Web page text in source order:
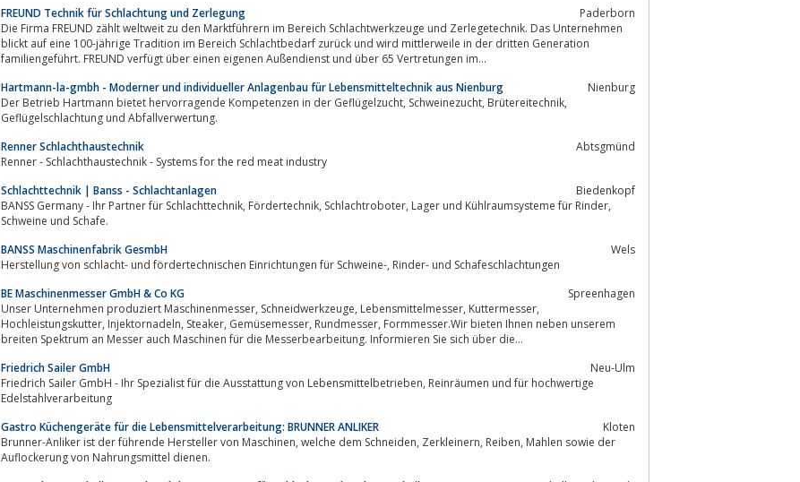
FREUND Technik für Schlachtung und Zerlegung
Paderborn
Die Firma FREUND zählt weltweit zu den Marktführern im Bereich Schlachtwerkzeuge und Zerlegetechnik. Das Unternehmen
blickt auf eine 100-jährige Tradition im Bereich Schlachtbedarf zurück und wird mittlerweile in der dritten Generation
familiengeführt. FREUND verfügt über einen eigenen Außendienst und über 65 Vertretungen im...
Hartmann-la-gmbh - Moderner und individueller Anlagenbau für Lebensmitteltechnik aus Nienburg
Nienburg
Der Betrieb Hartmann bietet hervorragende Kompetenzen in der Geflügelzucht, Schweinezucht, Brütereitechnik,
Geflügelschlachtung und Abfallverwertung.
Renner Schlachthaustechnik
Abtsgmünd
Renner - Schlachthaustechnik - Systems for the red meat industry
Schlachttechnik | Banss - Schlachtanlagen
Biedenkopf
BANSS Germany - Ihr Partner für Schlachttechnik, Fördertechnik, Schlachtroboter, Lager und Kühlraumsysteme für Rinder,
Schweine und Schafe.
BANSS Maschinenfabrik GesmbH
Wels
Herstellung von schlacht- und fördertechnischen Einrichtungen für Schweine-, Rinder- und Schafeschlachtungen
BE Maschinenmesser GmbH & Co KG
Spreenhagen
Unser Unternehmen produziert Maschinenmesser, Schneidwerkzeuge, Lebensmittelmesser, Kuttermesser,
Hochleistungskutter, Injektornadeln, Steaker, Gemüsemesser, Rundmesser, Formmesser.Wir bieten Ihnen neben unserem
breiten Spektrum an Messer auch Maschinen für die Messerbearbeitung. Informieren Sie sich über die...
Friedrich Sailer GmbH
Neu-Ulm
Friedrich Sailer GmbH - Ihr Spezialist für die Ausstattung von Lebensmittelbetrieben, Reinräumen und für hochwertige
Edelstahlverarbeitung
Gastro Küchengeräte für die Lebensmittelverarbeitung: BRUNNER ANLIKER
Kloten
Brunner-Anliker ist der führende Hersteller von Maschinen, welche dem Schneiden, Zerkleinern, Reiben, Mahlen sowie der
Auflockerung von Nahrungsmittel dienen.